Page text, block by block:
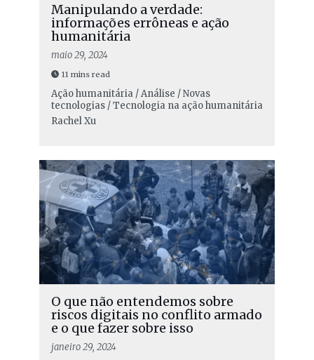
Manipulando a verdade:
informações errôneas e ação
humanitária
maio 29, 2024
11 mins read
Ação humanitária / Análise / Novas
tecnologias / Tecnologia na ação humanitária
Rachel Xu
O que não entendemos sobre
riscos digitais no conflito armado
e o que fazer sobre isso
janeiro 29, 2024